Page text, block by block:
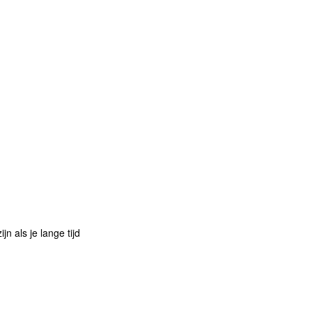
als je lange tijd